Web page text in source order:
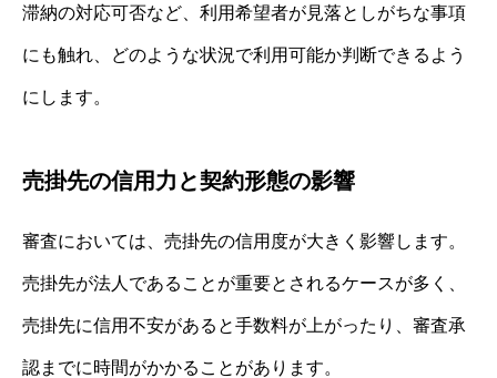
滞納の対応可否など、利用希望者が見落としがちな事項
にも触れ、どのような状況で利用可能か判断できるよう
にします。
売掛先の信用力と契約形態の影響
審査においては、売掛先の信用度が大きく影響します。
売掛先が法人であることが重要とされるケースが多く、
売掛先に信用不安があると手数料が上がったり、審査承
認までに時間がかかることがあります。